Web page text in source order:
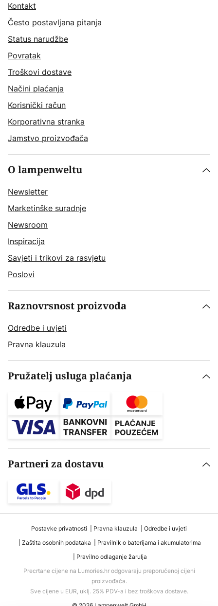
Kontakt
Često postavljana pitanja
Status narudžbe
Povratak
Troškovi dostave
Načini plaćanja
Korisnički račun
Korporativna stranka
Jamstvo proizvođača
O lampenweltu
Newsletter
Marketinške suradnje
Newsroom
Inspiracija
Savjeti i trikovi za rasvjetu
Poslovi
Raznovrsnost proizvoda
Odredbe i uvjeti
Pravna klauzula
Pružatelj usluga plaćanja
Partneri za dostavu
Postavke privatnosti Pravna klauzula
Odredbe i uvjeti
Zaštita osobnih podataka
Pravilnik o baterijama i akumulatorima
Pravilno odlaganje žarulja
Precrtane cijene na Lumories.hr odgovaraju preporučenoj cijeni
proizvođača.
Sve cijene u EUR, uklj. 25% PDV-a i bez troškova dostave.